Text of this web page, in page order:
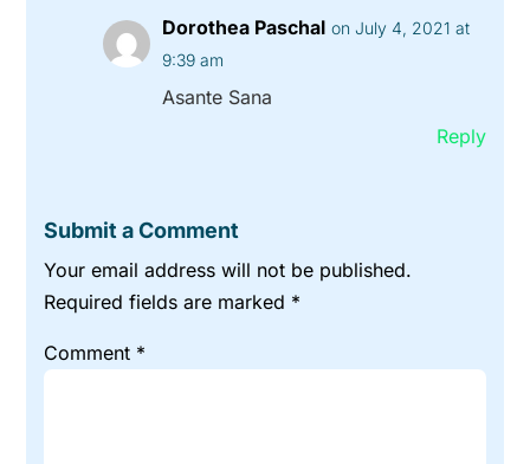
Dorothea Paschal on July 4, 2021 at
9:39 am
Asante Sana
Reply
Submit a Comment
Your email address will not be published.
Required fields are marked *
Comment *